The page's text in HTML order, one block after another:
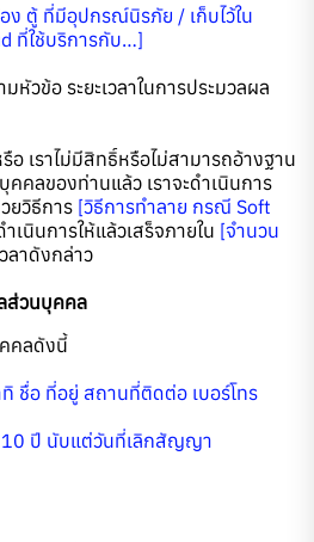
ง ตู้ ที่มีอุปกรณ์นิรภัย / เก็บไว้ใน
ที่ใช้บริการกับ…]
หัวข้อ ระยะเวลาในการประมวลผล
อ เราไม่มีสิทธิ์หรือไม่สามารถอ้างฐาน
คลของท่านแล้ว เราจะดำเนินการ
ยวิธีการ [วิธีการทำลาย กรณี Soft
ำเนินการให้แล้วเสร็จภายใน [จำนวน
ลาดังกล่าว
ส่วนบุคคล
คลดังนี้
ชื่อ ที่อยู่ สถานที่ติดต่อ เบอร์โทร
10 ปี นับแต่วันที่เลิกสัญญา